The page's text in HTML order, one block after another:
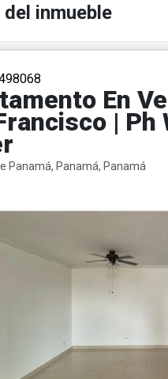
inmueble
En
| Ph
Panamá, Panamá, Panamá